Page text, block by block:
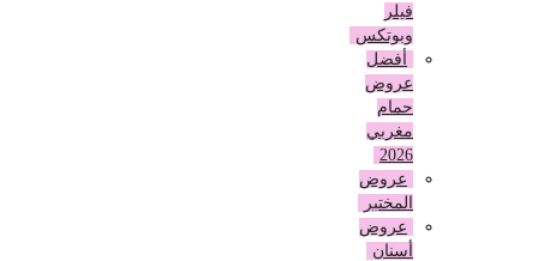
وبوتكس
أفضل
عروض
حمام
مغربي
عروض
المختبر
عروض
أسنان